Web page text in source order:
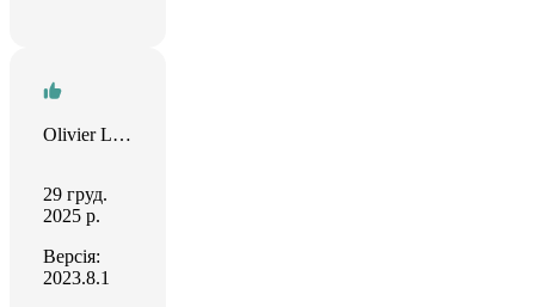
Olivier Leyronnas
29 груд.
2025 р.
Версія:
2023.8.1